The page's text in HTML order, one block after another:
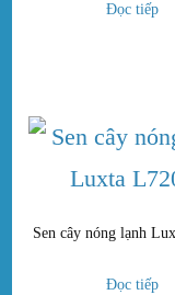
Đọc tiếp
Sen cây nóng lạnh
Đọc tiếp